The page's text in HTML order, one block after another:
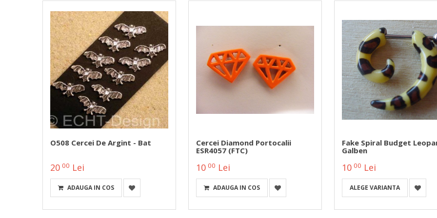
O508 Cercei De Argint - Bat
20 00 Lei
ADAUGA IN COS
Cercei Diamond Portocalii
ESR4057 (FTC)
1000 Lei
ADAUGA IN COS
Fake Spiral Budget
Galben
1000 Lei
ALEGE VARIANTA